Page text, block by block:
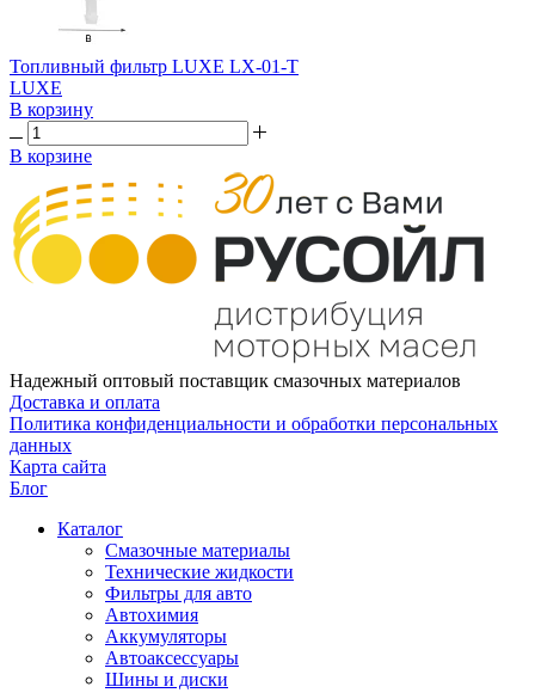
Топливный фильтр LUXE LX-01-T
LUXE
В корзину
В корзине
Надежный оптовый поставщик смазочных материалов
Доставка и оплата
Политика конфиденциальности и обработки персональных
данных
Карта сайта
Блог
Каталог
Смазочные материалы
Технические жидкости
Фильтры для авто
Автохимия
Аккумуляторы
Автоаксессуары
Шины и диски